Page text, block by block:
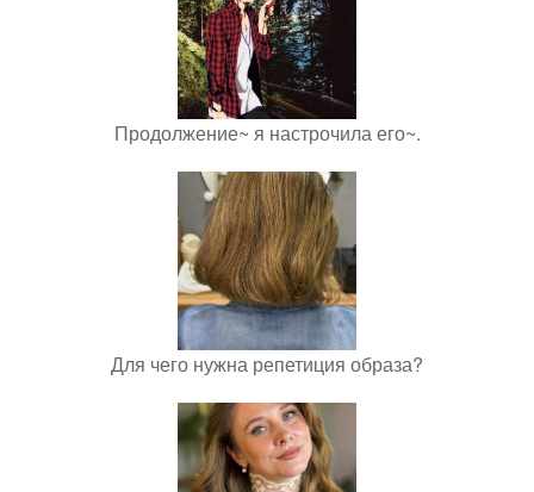
Продолжение~ я настрочила его~.
Для чего нужна репетиция образа?